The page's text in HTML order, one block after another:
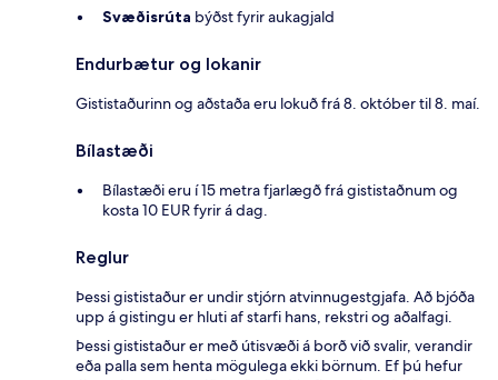
Svæðisrúta býðst fyrir aukagjald
Endurbætur og lokanir
Gististaðurinn og aðstaða eru lokuð frá 8. október til 8. maí.
Bílastæði
Bílastæði eru í 15 metra fjarlægð frá gististaðnum og
kosta 10 EUR fyrir á dag.
Reglur
Þessi gististaður er undir stjórn atvinnugestgjafa. Að bjóða
upp á gistingu er hluti af starfi hans, rekstri og aðalfagi.
Þessi gististaður er með útisvæði á borð við svalir, verandir
eða palla sem henta mögulega ekki börnum. Ef þú hefur